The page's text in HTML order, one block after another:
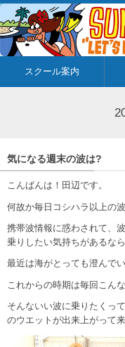
スクール案内
気になる週末の波は?
こんばんは！田辺です。
何故か毎日コシハラ以上の
携帯波情報に惑わされて、
乗りしたい気持ちがあるな
最近は海がとっても澄んで
これからの時期は毎回こん
そんないい波に乗りたくっ
のウエットが出来上がって